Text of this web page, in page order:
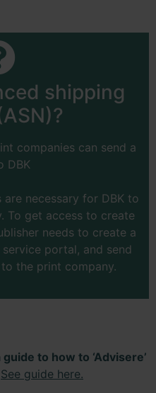
shipping
companies can send a
DBK
necessary for DBK to
To get access to create
needs to create a
portal, and send
the print company.
to how to ‘Advisere’
See guide here.